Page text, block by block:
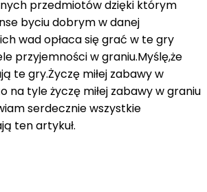
przedmiotów dzięki którym
byciu dobrym w danej
wad opłaca się grać w te gry
przyjemności w graniu.Myślę,że
te gry.Życzę miłej zabawy w
na tyle życzę miłej zabawy w graniu
serdecznie wszystkie
ten artykuł.